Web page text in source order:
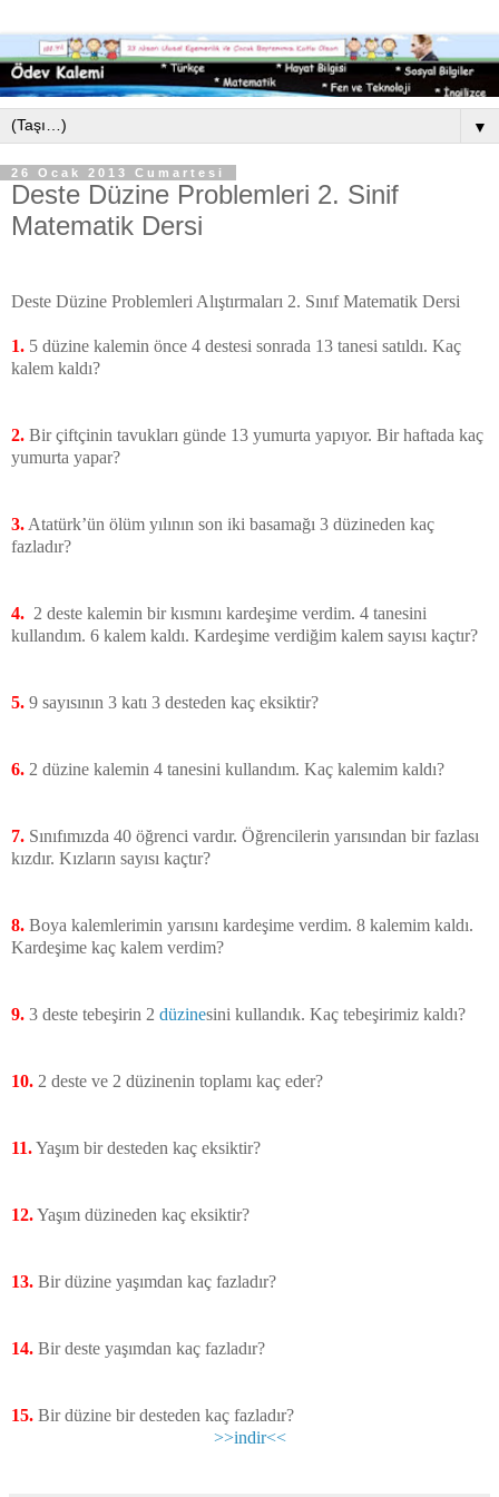
▼
26 Ocak 2013 Cumartesi
Deste Düzine Problemleri 2. Sinif
Matematik Dersi
Deste Düzine Problemleri Alıştırmaları 2. Sınıf Matematik Dersi
1. 5 düzine kalemin önce 4 destesi sonrada 13 tanesi satıldı. Kaç
kalem kaldı?
2. Bir çiftçinin tavukları günde 13 yumurta yapıyor. Bir haftada kaç
yumurta yapar?
3. Atatürk’ün ölüm yılının son iki basamağı 3 düzineden kaç
fazladır?
4. 2 deste kalemin bir kısmını kardeşime verdim. 4 tanesini
kullandım. 6 kalem kaldı. Kardeşime verdiğim kalem sayısı kaçtır?
5. 9 sayısının 3 katı 3 desteden kaç eksiktir?
6. 2 düzine kalemin 4 tanesini kullandım. Kaç kalemim kaldı?
7. Sınıfımızda 40 öğrenci vardır. Öğrencilerin yarısından bir fazlası
kızdır. Kızların sayısı kaçtır?
8. Boya kalemlerimin yarısını kardeşime verdim. 8 kalemim kaldı.
Kardeşime kaç kalem verdim?
9. 3 deste tebeşirin 2 düzinesini kullandık. Kaç tebeşirimiz kaldı?
10. 2 deste ve 2 düzinenin toplamı kaç eder?
11.Yaşım bir desteden kaç eksiktir?
12.Yaşım düzineden kaç eksiktir?
13. Bir düzine yaşımdan kaç fazladır?
14. Bir deste yaşımdan kaç fazladır?
15. Bir düzine bir desteden kaç fazladır?
>>indir<<